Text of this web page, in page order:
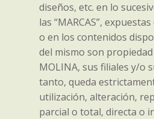
diseños, etc. en lo
las “MARCAS”,
o en los contenidos
del mismo son propiedad
MOLINA, sus filiales y/o
tanto, queda
utilización, alteración,
parcial o total, directa o